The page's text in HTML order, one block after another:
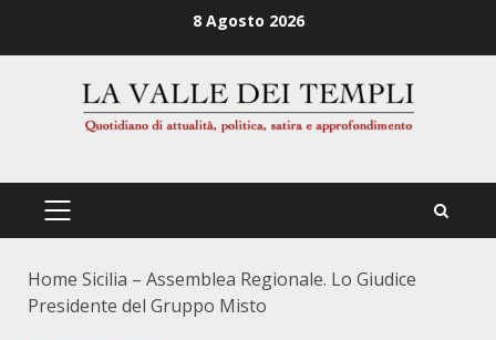
8 Agosto 2026
PRIMÄRES
Home Sicilia – Assemblea Regionale. Lo Giudice
Presidente del Gruppo Misto